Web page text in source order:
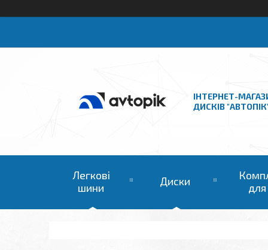
ІНТЕРНЕТ-
ДИСКІВ
Легкові
шини
Диски
для